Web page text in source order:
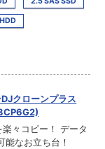
クローンプラス
々コピー！ データ
能なお立ち台！